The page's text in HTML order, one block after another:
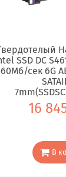
SSD DC
сек 6G
16
В